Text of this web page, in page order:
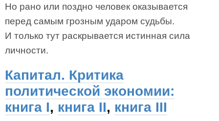
Но рано или поздно человек оказывается
перед самым грозным ударом судьбы.
И только тут раскрывается истинная сила
личности.
Капитал. Критика
политической экономии:
книга I, книга II, книга III